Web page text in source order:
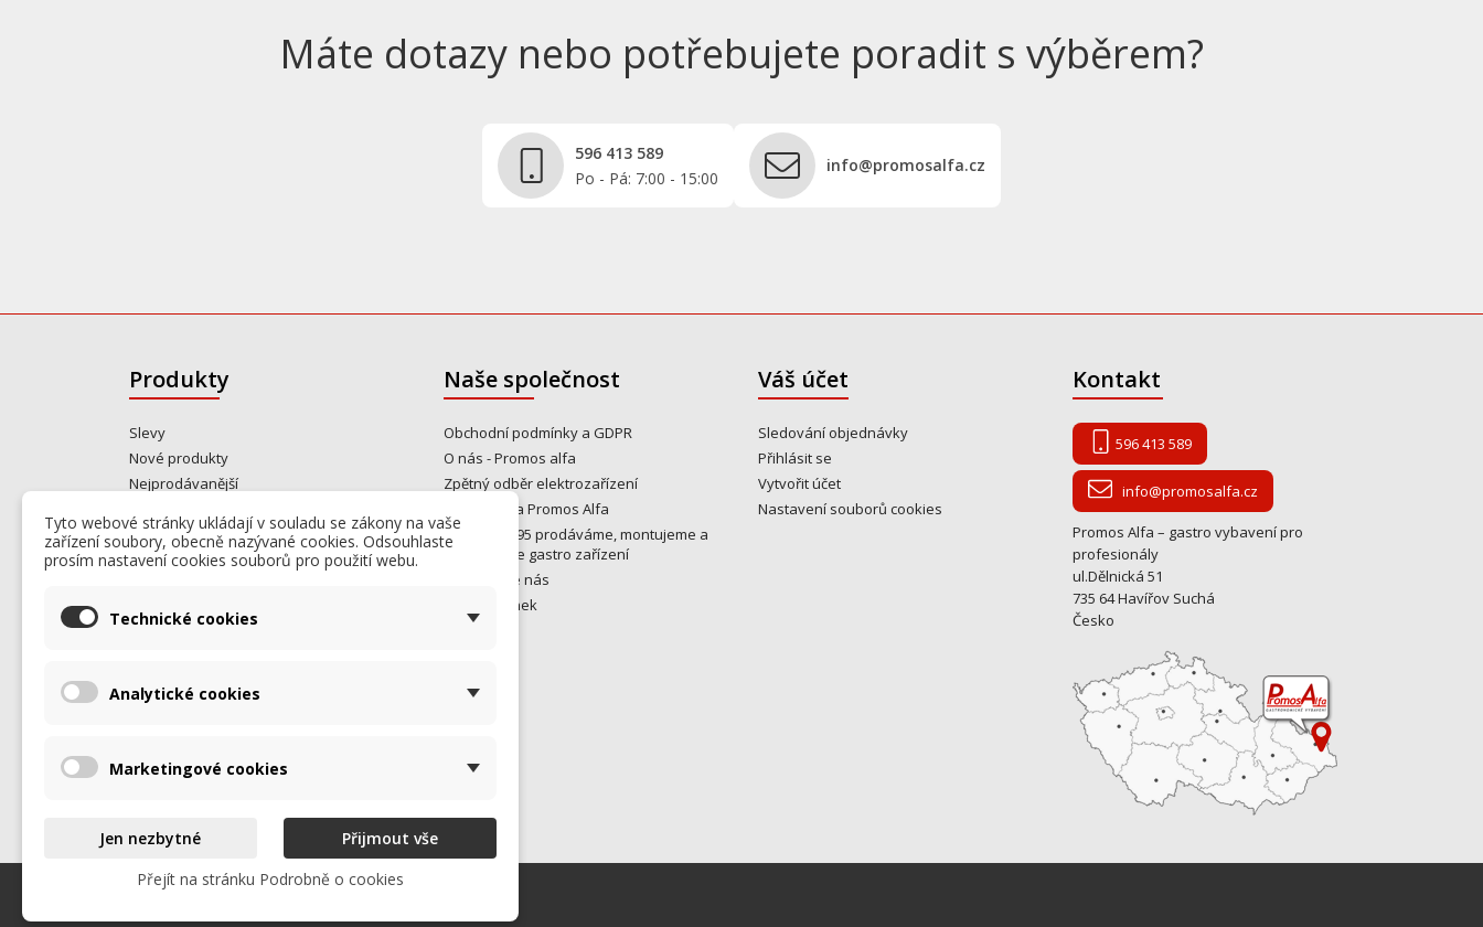
Máte dotazy nebo potřebujete poradit s výběrem?
596 413 589
Po - Pá: 7:00 - 15:00
info@promosalfa.cz
Produkty
Slevy
Nové produkty
Nejprodávanější
Naše společnost
Obchodní podmínky a GDPR
O nás - Promos alfa
Zpětný odběr elektrozařízení
Kontakty na Promos Alfa
Od roku 1995 prodáváme, montujeme a
opravujeme gastro zařízení
Kontaktujte nás
Mapa stránek
Váš účet
Sledování objednávky
Přihlásit se
Vytvořit účet
Nastavení souborů cookies
Kontakt
596 413 589
info@promosalfa.cz
Promos Alfa – gastro vybavení pro
profesionály
ul.Dělnická 51
735 64 Havířov Suchá
Česko
Tyto webové stránky ukládají v souladu se zákony na vaše
zařízení soubory, obecně nazývané cookies. Odsouhlaste
prosím nastavení cookies souborů pro použití webu.
Technické cookies
Analytické cookies
Marketingové cookies
Jen nezbytné
Přijmout vše
Přejít na stránku Podrobně o cookies